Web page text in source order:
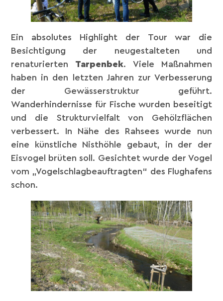
Ein absolutes Highlight der Tour war die
Besichtigung der neugestalteten und
renaturierten Tarpenbek. Viele Maßnahmen
haben in den letzten Jahren zur Verbesserung
der Gewässerstruktur geführt.
Wanderhindernisse für Fische wurden beseitigt
und die Strukturvielfalt von Gehölzflächen
verbessert. In Nähe des Rahsees wurde nun
eine künstliche Nisthöhle gebaut, in der der
Eisvogel brüten soll. Gesichtet wurde der Vogel
vom „Vogelschlagbeauftragten“ des Flughafens
schon.